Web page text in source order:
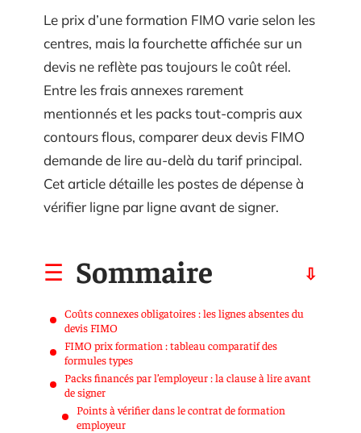
Le prix d’une formation FIMO varie selon les
centres, mais la fourchette affichée sur un
devis ne reflète pas toujours le coût réel.
Entre les frais annexes rarement
mentionnés et les packs tout-compris aux
contours flous, comparer deux devis FIMO
demande de lire au-delà du tarif principal.
Cet article détaille les postes de dépense à
vérifier ligne par ligne avant de signer.
Sommaire
Coûts connexes obligatoires : les lignes absentes du
devis FIMO
FIMO prix formation : tableau comparatif des
formules types
Packs financés par l’employeur : la clause à lire avant
de signer
Points à vérifier dans le contrat de formation
employeur